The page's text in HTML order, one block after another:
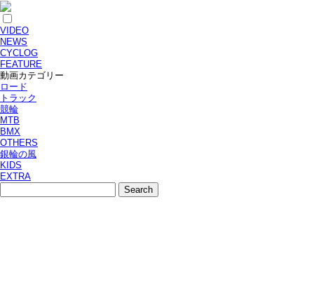
VIDEO
NEWS
CYCLOG
FEATURE
動画カテゴリー
ロード
トラック
競輪
MTB
BMX
OTHERS
銀輪の風
KIDS
EXTRA